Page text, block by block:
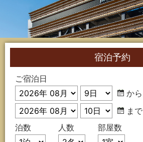
宿泊予約
ご宿泊日
から
まで
泊数
人数 部屋数